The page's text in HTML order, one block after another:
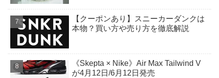
【クーポンあり】スニーカーダンクは
本物？買い方や売り方を徹底解説
《Skepta × Nike》Air Max Tailwind V
が4月12日/6月12日発売